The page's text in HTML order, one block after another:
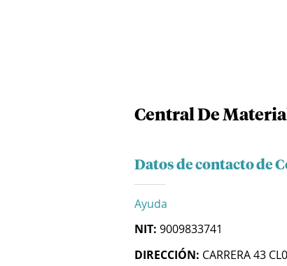
Central De
Datos de contacto de
Ayuda
NIT: 9009833741
DIRECCIÓN: CARRERA 43